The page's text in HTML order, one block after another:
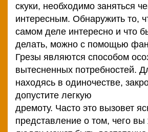
скуки, необходимо заняться
интересным. Обнаружить то,
самом деле интересно и что
делать, можно с помощью
Грезы являются способом
вытесненных потребностей.
находясь в одиночестве,
допустите легкую
дремоту. Часто это вызовет
представление о том, чего вы